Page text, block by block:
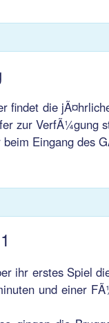
findet die
zur VerfÃ¼gung
Eingang des
ihr erstes Spiel
und einer